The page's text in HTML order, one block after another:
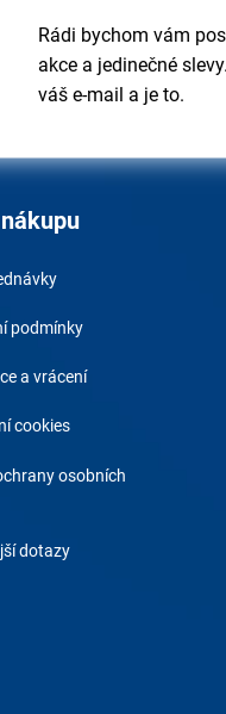
Rádi bychom vám
akce a jedinečné
váš e-mail a je to.
podmínky
a vrácení
cookies
osobních
dotazy